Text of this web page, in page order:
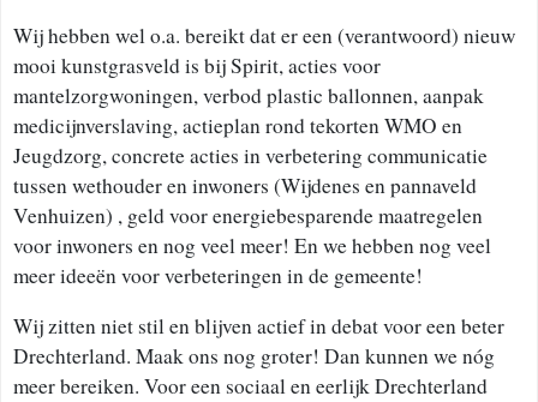
Wij hebben wel o.a. bereikt dat er een (verantwoord) nieuw
mooi kunstgrasveld is bij Spirit, acties voor
mantelzorgwoningen, verbod plastic ballonnen, aanpak
medicijnverslaving, actieplan rond tekorten WMO en
Jeugdzorg, concrete acties in verbetering communicatie
tussen wethouder en inwoners (Wijdenes en pannaveld
Venhuizen) , geld voor energiebesparende maatregelen
voor inwoners en nog veel meer! En we hebben nog veel
meer ideeën voor verbeteringen in de gemeente!
Wij zitten niet stil en blijven actief in debat voor een beter
Drechterland. Maak ons nog groter! Dan kunnen we nóg
meer bereiken. Voor een sociaal en eerlijk Drechterland